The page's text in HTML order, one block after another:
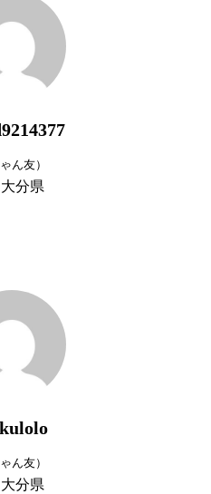
ゃん友）
大分県
ゃん友）
大分県